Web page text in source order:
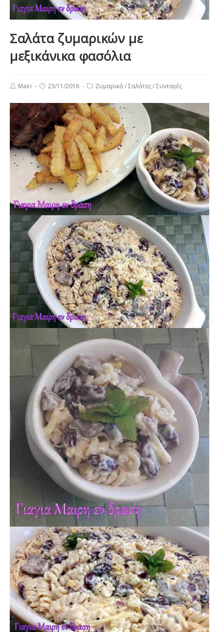
Σαλάτα ζυμαρικών με
μεξικάνικα φασόλια
PostMairi
Post23/11/2016
PostΖυμαρικά/Σαλάτες/Συνταγές